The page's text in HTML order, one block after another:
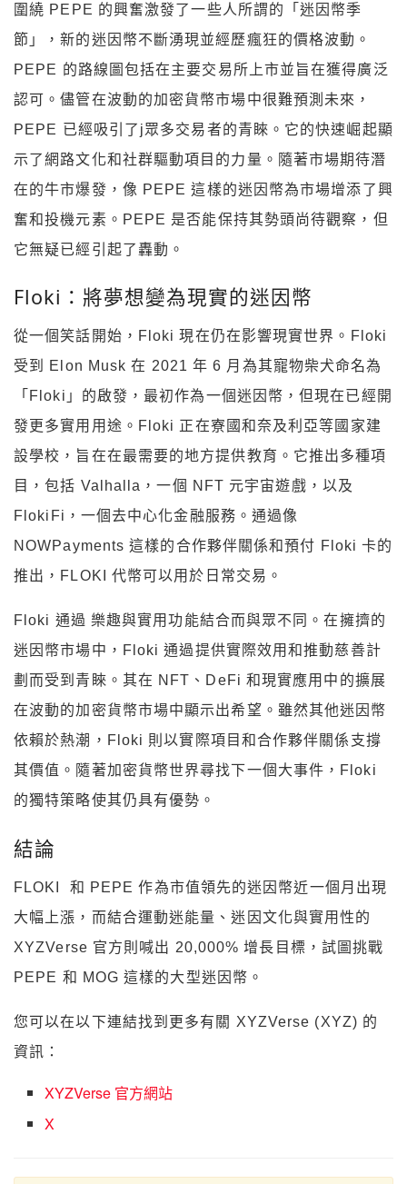
圍繞 PEPE 的興奮激發了一些人所謂的「迷因幣季
節」，新的迷因幣不斷湧現並經歷瘋狂的價格波動。
PEPE 的路線圖包括在主要交易所上市並旨在獲得廣泛
認可。儘管在波動的加密貨幣市場中很難預測未來，
PEPE 已經吸引了j眾多交易者的青睞。它的快速崛起顯
示了網路文化和社群驅動項目的力量。隨著市場期待潛
在的牛市爆發，像 PEPE 這樣的迷因幣為市場增添了興
奮和投機元素。PEPE 是否能保持其勢頭尚待觀察，但
它無疑已經引起了轟動。
Floki：將夢想變為現實的迷因幣
從一個笑話開始，Floki 現在仍在影響現實世界。Floki
受到 Elon Musk 在 2021 年 6 月為其寵物柴犬命名為
「Floki」的啟發，最初作為一個迷因幣，但現在已經開
發更多實用用途。Floki 正在寮國和奈及利亞等國家建
設學校，旨在在最需要的地方提供教育。它推出多種項
目，包括 Valhalla，一個 NFT 元宇宙遊戲，以及
FlokiFi，一個去中心化金融服務。通過像
NOWPayments 這樣的合作夥伴關係和預付 Floki 卡的
推出，FLOKI 代幣可以用於日常交易。
Floki 通過 樂趣與實用功能結合而與眾不同。在擁擠的
迷因幣市場中，Floki 通過提供實際效用和推動慈善計
劃而受到青睞。其在 NFT、DeFi 和現實應用中的擴展
在波動的加密貨幣市場中顯示出希望。雖然其他迷因幣
依賴於熱潮，Floki 則以實際項目和合作夥伴關係支撐
其價值。隨著加密貨幣世界尋找下一個大事件，Floki
的獨特策略使其仍具有優勢。
結論
FLOKI 和 PEPE 作為市值領先的迷因幣近一個月出現
大幅上漲，而結合運動迷能量、迷因文化與實用性的
XYZVerse 官方則喊出 20,000% 增長目標，試圖挑戰
PEPE 和 MOG 這樣的大型迷因幣。
您可以在以下連結找到更多有關 XYZVerse (XYZ) 的
資訊：
XYZVerse 官方網站
X